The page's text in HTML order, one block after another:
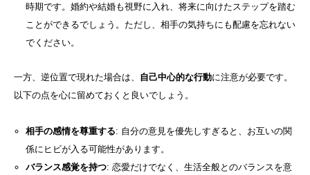
時期です。婚約や結婚も視野に入れ、将来に向けたステップを踏む
ことができるでしょう。ただし、相手の気持ちにも配慮を忘れない
でください。
一方、逆位置で現れた場合は、 自己中心的な行動に注意が必要です。
以下の点を心に留めておくと良いでしょう。
相手の感情を尊重する: 自分の意見を優先しすぎると、お互いの関
係にヒビが入る可能性があります。
バランス感覚を持つ: 恋愛だけでなく、生活全般とのバランスを意